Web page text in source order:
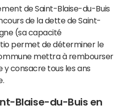
de Saint-Blaise-du-Buis
de la dette de Saint-
(sa capacité
permet de déterminer le
mettra à rembourser
y consacre tous les ans
Blaise-du-Buis en